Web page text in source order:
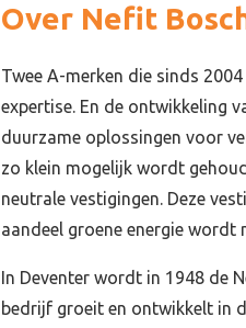
Over Nefit
Twee A-merken die sinds
expertise. En de ontwikkeling
duurzame oplossingen voor
zo klein mogelijk wordt
neutrale vestigingen. Deze
aandeel groene energie wordt
In Deventer wordt in 1948 de
bedrijf groeit en ontwikkelt in